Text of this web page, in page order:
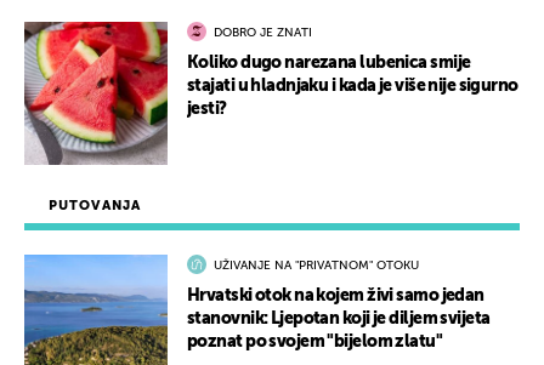
PUTOVANJA
UŽIVANJE NA "PRIVATNOM" OTOKU
Hrvatski otok na kojem živi samo jedan
stanovnik: Ljepotan koji je diljem svijeta
poznat po svojem "bijelom zlatu"
DOBRO JE ZNATI
Koliko dugo narezana lubenica smije
stajati u hladnjaku i kada je više nije sigurno
jesti?